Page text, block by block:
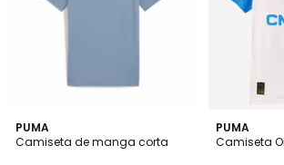
PUMA
Camiseta de manga corta
PUMA
Camiseta